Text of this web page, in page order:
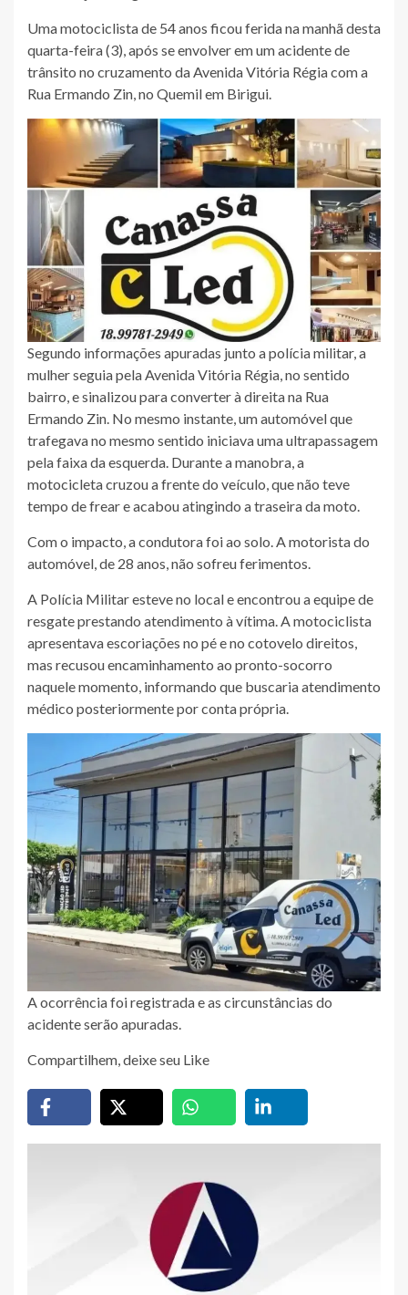
Uma motociclista de 54 anos ficou ferida na manhã desta
quarta-feira (3), após se envolver em um acidente de
trânsito no cruzamento da Avenida Vitória Régia com a
Rua Ermando Zin, no Quemil em Birigui.
Segundo informações apuradas junto a polícia militar, a
mulher seguia pela Avenida Vitória Régia, no sentido
bairro, e sinalizou para converter à direita na Rua
Ermando Zin. No mesmo instante, um automóvel que
trafegava no mesmo sentido iniciava uma ultrapassagem
pela faixa da esquerda. Durante a manobra, a
motocicleta cruzou a frente do veículo, que não teve
tempo de frear e acabou atingindo a traseira da moto.
Com o impacto, a condutora foi ao solo. A motorista do
automóvel, de 28 anos, não sofreu ferimentos.
A Polícia Militar esteve no local e encontrou a equipe de
resgate prestando atendimento à vítima. A motociclista
apresentava escoriações no pé e no cotovelo direitos,
mas recusou encaminhamento ao pronto-socorro
naquele momento, informando que buscaria atendimento
médico posteriormente por conta própria.
A ocorrência foi registrada e as circunstâncias do
acidente serão apuradas.
Compartilhem, deixe seu Like